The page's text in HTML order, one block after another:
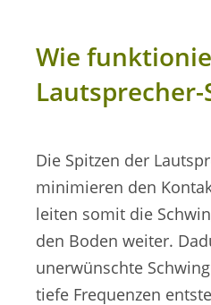
Wie
Lautsprecher-
Die Spitzen der
minimieren den
leiten somit die
den Boden weiter.
unerwünschte
tiefe Frequenzen